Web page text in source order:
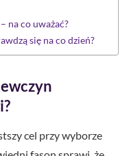
na co uważać?
się na co dzień?
cel przy wyborze